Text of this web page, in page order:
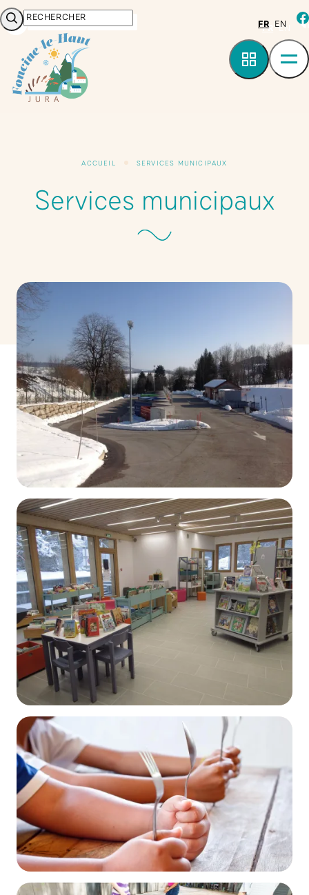
Rechercher FR EN
ACCUEIL SERVICES MUNICIPAUX
Services municipaux
La déchèterie
DÉCOUVRIR
La médiathèque
DÉCOUVRIR
Panneau de gestion des cookies